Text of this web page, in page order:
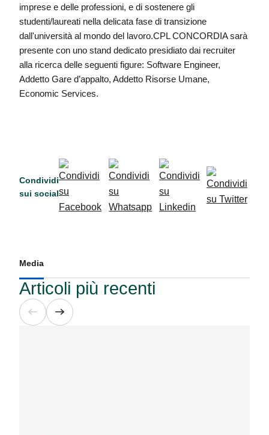
imprese e delle professioni, e di sostenere gli
studenti/laureati nella delicata fase di transizione
dall'università al mondo del lavoro.CPL CONCORDIA sarà
presente con uno stand dedicato presidiato dai recruiter
alla ricerca delle seguenti figure: Software Engineer,
Addetto Gare d’appalto, Addetto Risorse Umane,
Economic Services.
Condividi
sui social
Media
Articoli più recenti